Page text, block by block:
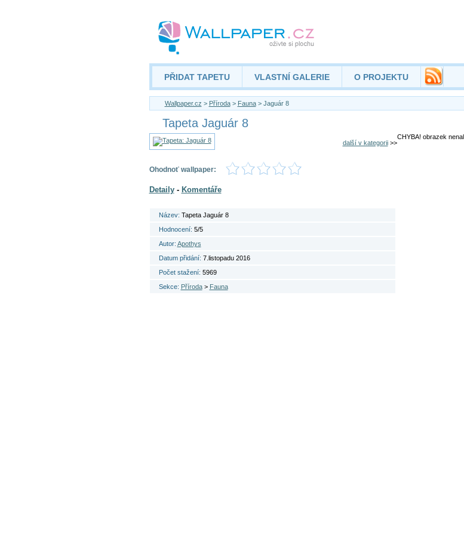
PŘIDAT TAPETU VLASTNÍ GALERIE O PROJEKTU
Wallpaper.cz > Příroda> Fauna> Jaguár 8
Tapeta Jaguár 8
další v kategorii>>
Ohodnoť wallpaper:
Detaily- Komentáře
Název: Tapeta Jaguár 8
Hodnocení: 5/5
Autor: Apothys
Datum přidání: 7.listopadu 2016
Počet stažení: 5969
Sekce: Příroda> Fauna
CHYBA! obrazek